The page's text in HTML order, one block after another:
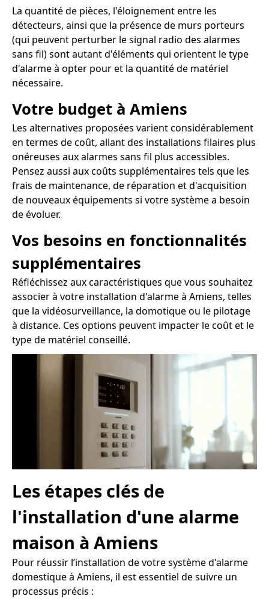
La quantité de pièces, l'éloignement entre les
détecteurs, ainsi que la présence de murs porteurs
(qui peuvent perturber le signal radio des alarmes
sans fil) sont autant d'éléments qui orientent le type
d'alarme à opter pour et la quantité de matériel
nécessaire.
Votre budget à Amiens
Les alternatives proposées varient considérablement
en termes de coût, allant des installations filaires plus
onéreuses aux alarmes sans fil plus accessibles.
Pensez aussi aux coûts supplémentaires tels que les
frais de maintenance, de réparation et d'acquisition
de nouveaux équipements si votre système a besoin
de évoluer.
Vos besoins en fonctionnalités
supplémentaires
Réfléchissez aux caractéristiques que vous souhaitez
associer à votre installation d'alarme à Amiens, telles
que la vidéosurveillance, la domotique ou le pilotage
à distance. Ces options peuvent impacter le coût et le
type de matériel conseillé.
Les étapes clés de
l'installation d'une alarme
maison à Amiens
Pour réussir l’installation de votre système d'alarme
domestique à Amiens, il est essentiel de suivre un
processus précis :